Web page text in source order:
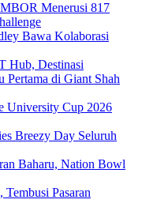
Menerusi 817
Bawa Kolaborasi
Hub, Destinasi
Pertama di Giant Shah
University Cup 2026
Breezy Day Seluruh
Baharu, Nation Bowl
Pasaran